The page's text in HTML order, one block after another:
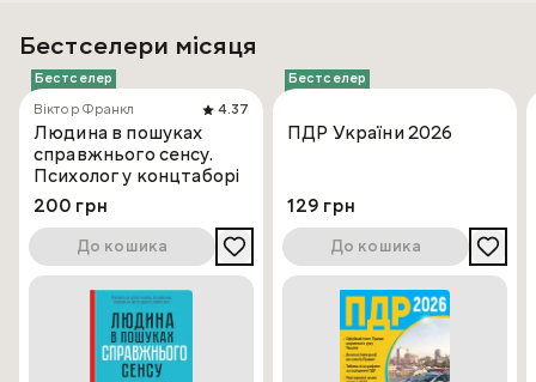
Бестселери місяця
Бестселер
Віктор Франкл
4.37
Людина в пошуках
справжнього сенсу.
Психолог у концтаборі
200 грн
До кошика
Бестселер
ПДР України 2026
129 грн
До кошика